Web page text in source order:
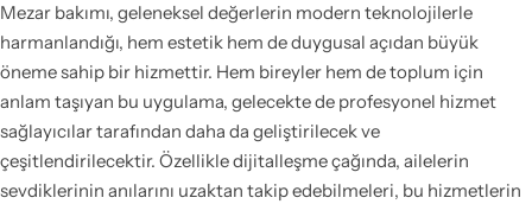
Mezar bakımı, geleneksel değerlerin modern teknolojilerle
harmanlandığı, hem estetik hem de duygusal açıdan büyük
öneme sahip bir hizmettir. Hem bireyler hem de toplum için
anlam taşıyan bu uygulama, gelecekte de profesyonel hizmet
sağlayıcılar tarafından daha da geliştirilecek ve
çeşitlendirilecektir. Özellikle dijitalleşme çağında, ailelerin
sevdiklerinin anılarını uzaktan takip edebilmeleri, bu hizmetlerin